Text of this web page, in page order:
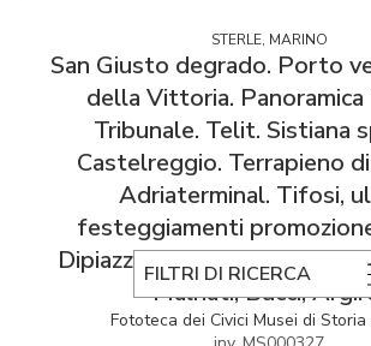
FILTRI DI RICERCA
STERLE, MARINO
San Giusto degrado. Porto
della Vittoria. Panoramica
Tribunale. Telit. Sistiana
Castelreggio. Terrapieno
Adriaterminal. Tifosi,
festeggiamenti
Dipiazza, Berti, Rossi, piazza
Malnati, Bucci,
Fototeca dei Civici Musei di